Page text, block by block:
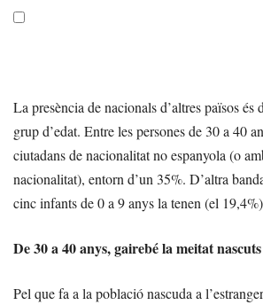
La presència de nacionals d’altres països és
grup d’edat. Entre les persones de 30 a 40
ciutadans de nacionalitat no espanyola (o
nacionalitat), entorn d’un 35%. D’altra
cinc infants de 0 a 9 anys la tenen (el
De 30 a 40 anys, gairebé la meitat
Pel que fa a la població nascuda a